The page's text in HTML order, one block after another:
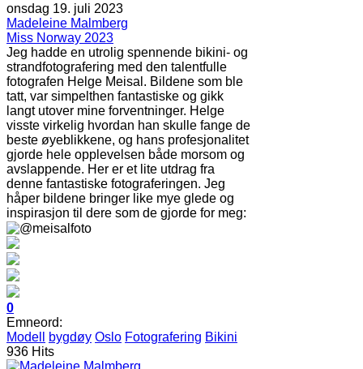
onsdag 19. juli 2023
Madeleine Malmberg
Miss Norway 2023
Jeg hadde en utrolig spennende bikini- og
strandfotografering med den talentfulle
fotografen Helge Meisal. Bildene som ble
tatt, var simpelthen fantastiske og gikk
langt utover mine forventninger. Helge
visste virkelig hvordan han skulle fange de
beste øyeblikkene, og hans profesjonalitet
gjorde hele opplevelsen både morsom og
avslappende. Her er et lite utdrag fra
denne fantastiske fotograferingen. Jeg
håper bildene bringer like mye glede og
inspirasjon til dere som de gjorde for meg:
0
Emneord:
Modell
bygdøy Oslo Fotografering Bikini
936 Hits